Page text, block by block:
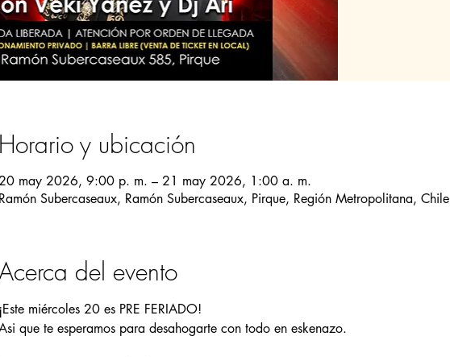
Horario y ubicación
20 may 2026, 9:00 p. m. – 21 may 2026, 1:00 a. m.
Ramón Subercaseaux, Ramón Subercaseaux, Pirque, Región Metropolitana, Chile
del evento
¡Este miércoles 20 es PRE FERIADO!
que te esperamos para desahogarte con todo en eskenazo.